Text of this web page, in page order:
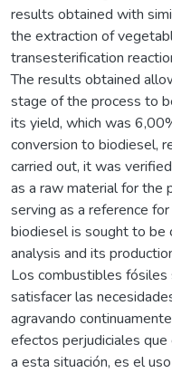
results obtained with
the extraction of
transesterification
The results obtained
stage of the process to
its yield, which was
conversion to biodiesel,
carried out, it was
as a raw material for the
serving as a reference
biodiesel is sought to be
analysis and its
Los combustibles fósiles
satisfacer las
agravando
efectos perjudiciales que
a esta situación, es el